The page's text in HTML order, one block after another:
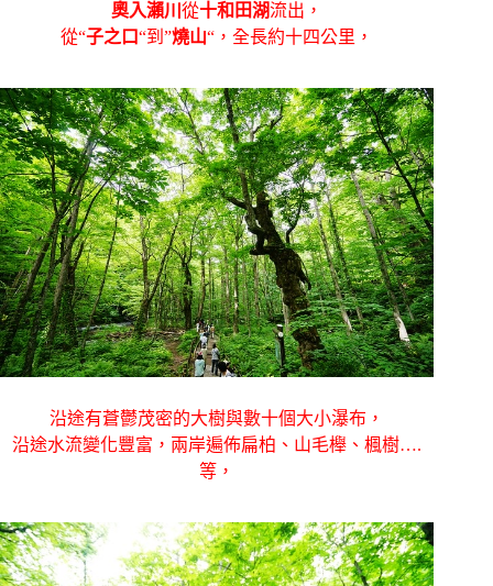
奧入瀨川從十和田湖流出，
從“子之口“到”燒山“，全長約十四公里，
沿途有蒼鬱茂密的大樹與數十個大小瀑布，
沿途水流變化豐富，兩岸遍佈扁柏、山毛櫸、楓樹….
等，